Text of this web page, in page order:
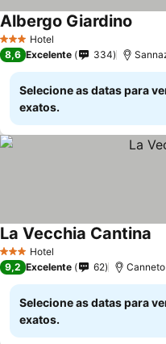
3 EstrelasHotel
Albergo Giardino
8,6 Excelente 334
Selecione as datas para
exatos.
3 EstrelasHotel
La Vecchia Cantina
9,2 Excelente 62
Selecione as datas para
exatos.